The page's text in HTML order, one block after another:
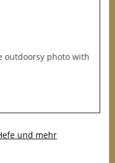
outdoorsy photo with
und mehr